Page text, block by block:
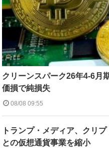
クリーンスパーク26年4-6
価損で純損失
08/08 09:55
トランプ・メディア、クリ
との仮想通貨事業を縮小